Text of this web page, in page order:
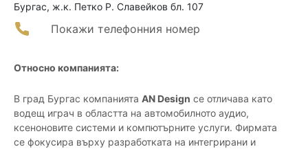
Бургас, ж.к. Петко Р. Славейков бл. 107
Покажи телефонния номер
Относно компанията:
В град Бургас компанията AN Design се отличава като
водещ играч в областта на автомобилното аудио,
ксеноновите системи и компютърните услуги. Фирмата
се фокусира върху разработката на интегрирани и